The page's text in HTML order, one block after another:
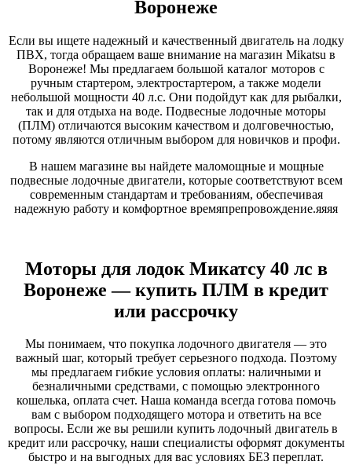
Воронеже
Если вы ищете надежный и качественный двигатель на лодку
ПВХ, тогда обращаем ваше внимание на магазин Mikatsu в
Воронеже! Мы предлагаем большой каталог моторов с
ручным стартером, электростартером, а также модели
небольшой мощности 40 л.с. Они подойдут как для рыбалки,
так и для отдыха на воде. Подвесные лодочные моторы
(ПЛМ) отличаются высоким качеством и долговечностью,
потому являются отличным выбором для новичков и профи.
В нашем магазине вы найдете маломощные и мощные
подвесные лодочные двигатели, которые соответствуют всем
современным стандартам и требованиям, обеспечивая
надежную работу и комфортное времяпрепровождение.яяяя
Моторы для лодок Микатсу 40 лс в
Воронеже — купить ПЛМ в кредит
или рассрочку
Мы понимаем, что покупка лодочного двигателя — это
важный шаг, который требует серьезного подхода. Поэтому
мы предлагаем гибкие условия оплаты: наличными и
безналичными средствами, с помощью электронного
кошелька, оплата счет. Наша команда всегда готова помочь
вам с выбором подходящего мотора и ответить на все
вопросы. Если же вы решили купить лодочный двигатель в
кредит или рассрочку, наши специалисты оформят документы
быстро и на выгодных для вас условиях БЕЗ переплат.